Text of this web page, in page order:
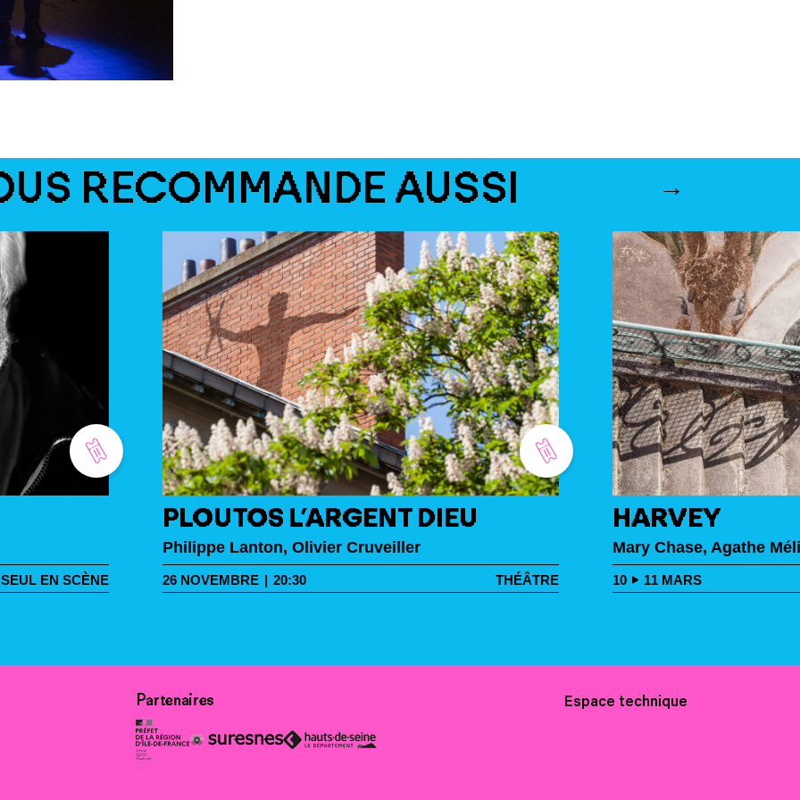
RECOMMANDE AUSSI
SEUL EN SCÈNE
PLOUTOS L’ARGENT DIEU
Philippe Lanton, Olivier Cruveiller
26NOVEMBRE | 20:30 THÉÂTRE
HARVEY
Mary Chase, Agathe
10 11MARS
Partenaires Espace technique